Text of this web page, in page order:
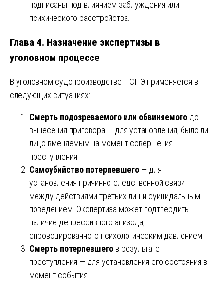
подписаны под влиянием заблуждения или
психического расстройства.
Глава 4. Назначение экспертизы в
уголовном процессе
В уголовном судопроизводстве ПСПЭ применяется в
следующих ситуациях:
Смерть подозреваемого или обвиняемого до
вынесения приговора — для установления, было ли
лицо вменяемым на момент совершения
преступления.
Самоубийство потерпевшего — для
установления причинно-следственной связи
между действиями третьих лиц и суицидальным
поведением. Экспертиза может подтвердить
наличие депрессивного эпизода,
спровоцированного психологическим давлением.
Смерть потерпевшего в результате
преступления — для установления его состояния в
момент события.